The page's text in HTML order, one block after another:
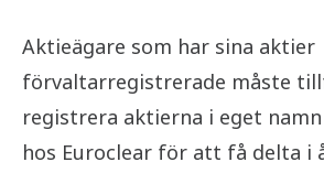
Aktieägare som har sina aktier
förvaltarregistrerade måste
registrera aktierna i eget
hos Euroclear för att få delta i